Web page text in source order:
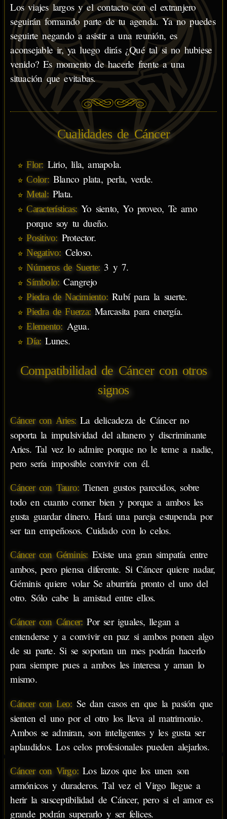
Los viajes largos y el contacto con el extranjero
seguirán formando parte de tu agenda. Ya no puedes
seguirte negando a asistir a una reunión, es
aconsejable ir, ya luego dirás ¿Qué tal si no hubiese
venido? Es momento de hacerle frente a una
situación que evitabas.
Cualidades de Cáncer
Flor: Lirio, lila, amapola.
Color:Blanco plata, perla, verde.
Metal:Plata.
Características: Yo siento, Yo proveo, Te amo
porque soy tu dueño.
Positivo: Protector.
Negativo: Celoso.
Números de Suerte: 3 y 7.
Símbolo: Cangrejo
Piedra de Nacimiento: Rubí para la suerte.
Piedra de Fuerza: Marcasita para energía.
Elemento: Agua.
Día: Lunes.
Compatibilidad de Cáncer con otros
signos
Cáncer con Aries: La delicadeza de Cáncer no
soporta la impulsividad del altanero y discriminante
Aries. Tal vez lo admire porque no le teme a nadie,
pero sería imposible convivir con él.
Cáncer con Tauro: Tienen gustos parecidos, sobre
todo en cuanto comer bien y porque a ambos les
gusta guardar dinero. Hará una pareja estupenda por
ser tan empeñosos. Cuidado con lo celos.
Cáncer con Géminis: Existe una gran simpatía entre
ambos, pero piensa diferente. Si Cáncer quiere nadar,
Géminis quiere volar Se aburriría pronto el uno del
otro. Sólo cabe la amistad entre ellos.
Cáncer con Cáncer: Por ser iguales, llegan a
entenderse y a convivir en paz si ambos ponen algo
de su parte. Si se soportan un mes podrán hacerlo
para siempre pues a ambos les interesa y aman lo
mismo.
Cáncer con Leo: Se dan casos en que la pasión que
sienten el uno por el otro los lleva al matrimonio.
Ambos se admiran, son inteligentes y les gusta ser
aplaudidos. Los celos profesionales pueden alejarlos.
Cáncer con Virgo: Los lazos que los unen son
armónicos y duraderos. Tal vez el Virgo llegue a
herir la susceptibilidad de Cáncer, pero si el amor es
grande podrán superarlo y ser felices.